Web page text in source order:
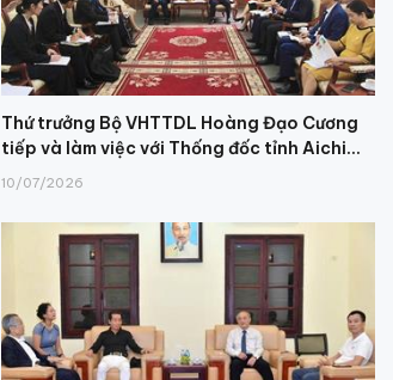
Thứ trưởng Bộ VHTTDL Hoàng Đạo Cương
tiếp và làm việc với Thống đốc tỉnh Aichi...
10/07/2026